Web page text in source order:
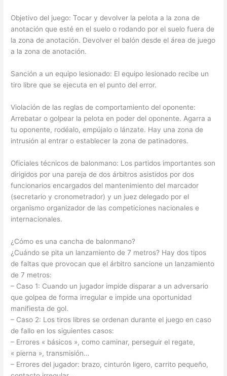
Objetivo del juego: Tocar y devolver la pelota a la zona de
anotación que esté en el suelo o rodando por el suelo fuera de
la zona de anotación. Devolver el balón desde el área de juego
a la zona de anotación.
Sanción a un equipo lesionado: El equipo lesionado recibe un
tiro libre que se ejecuta en el punto del error.
Violación de las reglas de comportamiento del oponente:
Arrebatar o golpear la pelota en poder del oponente. Agarra a
tu oponente, rodéalo, empújalo o lánzate. Hay una zona de
intrusión al entrar o establecer la zona de patinadores.
Oficiales técnicos de balonmano: Los partidos importantes son
dirigidos por una pareja de dos árbitros asistidos por dos
funcionarios encargados del mantenimiento del marcador
(secretario y cronometrador) y un juez delegado por el
organismo organizador de las competiciones nacionales e
internacionales.
¿Cómo es una cancha de balonmano?
¿Cuándo se pita un lanzamiento de 7 metros? Hay dos tipos
de faltas que provocan que el árbitro sancione un lanzamiento
de 7 metros:
– Caso 1: Cuando un jugador impide disparar a un adversario
que golpea de forma irregular e impide una oportunidad
manifiesta de gol.
– Caso 2: Los tiros libres se ordenan durante el juego en caso
de fallo en los siguientes casos:
– Errores « básicos », como caminar, perseguir el regate,
« pierna », transmisión…
– Errores del jugador: brazo, cinturón ligero, carrito pequeño,